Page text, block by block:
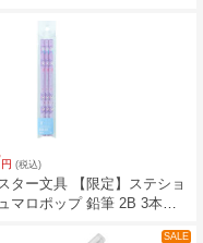
円 (税込)
ター文具 【限定】ステショ
マロポップ 鉛筆 2B 3本組
SALE